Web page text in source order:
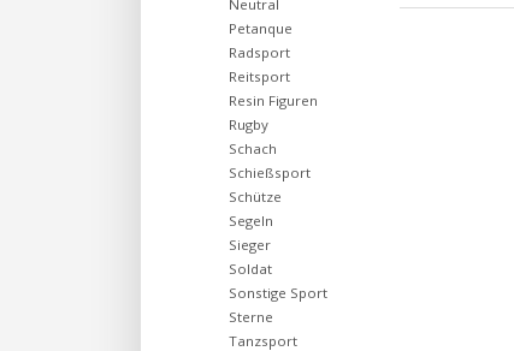
Neutral
Petanque
Radsport
Reitsport
Resin Figuren
Rugby
Schach
Schießsport
Schütze
Segeln
Sieger
Soldat
Sonstige Sport
Sterne
Tanzsport